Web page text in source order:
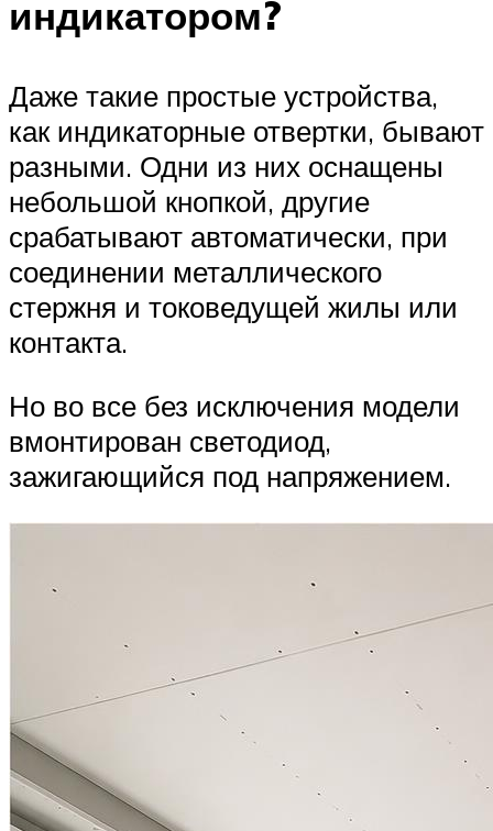
индикатором?
Даже такие простые устройства,
как индикаторные отвертки, бывают
разными. Одни из них оснащены
небольшой кнопкой, другие
срабатывают автоматически, при
соединении металлического
стержня и токоведущей жилы или
контакта.
Но во все без исключения модели
вмонтирован светодиод,
зажигающийся под напряжением.